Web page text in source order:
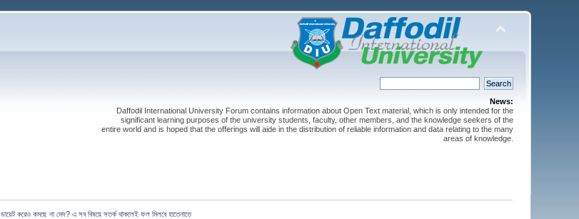
News:
Daffodil International University Forum contains information about Open Text material, which is only intended for the
significant learning purposes of the university students, faculty, other members, and the knowledge seekers of the
entire world and is hoped that the offerings will aide in the distribution of reliable information and data relating to the many
areas of knowledge.
ডায়েট করেও কমছে না মেদ? এ সব বিষয়ে সতর্ক থাকলেই ফল মিলবে হাতেনাতে